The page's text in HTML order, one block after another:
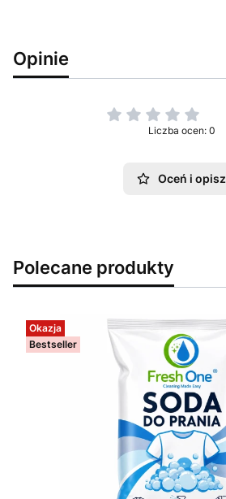
Opinie
Liczba ocen: 0
Oceń i opisz
Polecane produkty
Okazja
Bestseller